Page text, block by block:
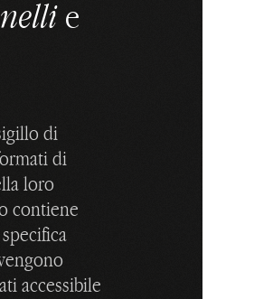
e
di
di
loro
contiene
accessibile